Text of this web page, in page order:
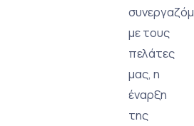
με τους
πελάτες
μας, η
έναρξη
της